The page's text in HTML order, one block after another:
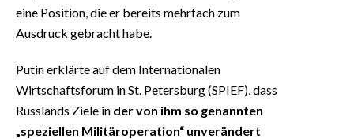
eine Position, die er bereits mehrfach zum
Ausdruck gebracht habe.
Putin erklärte auf dem Internationalen
Wirtschaftsforum in St. Petersburg (SPIEF), dass
Russlands Ziele in der von ihm so genannten
„speziellen Militäroperation“ unverändert